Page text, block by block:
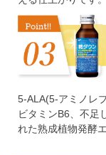
5-ALA(5-アミノレ
ビタミンB6、不足
れた熟成植物発酵